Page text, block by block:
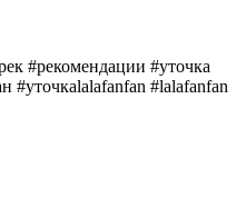
#рекомендации #уточка
#уточкаlalafanfan #lalafanfan